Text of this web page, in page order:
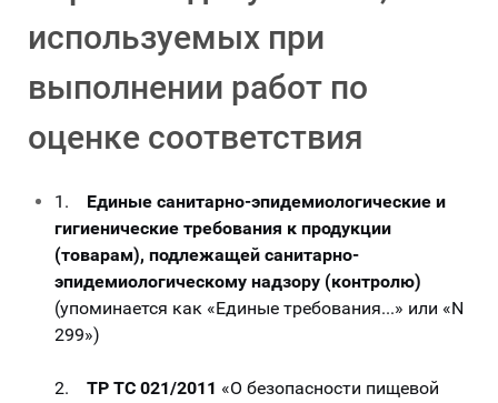
используемых при
выполнении работ по
оценке соответствия
1. Единые санитарно-эпидемиологические и
гигиенические требования к продукции
(товарам), подлежащей санитарно-
эпидемиологическому надзору (контролю)
(упоминается как «Единые требования...» или «N
299»)
2. ТР ТС 021/2011 «О безопасности пищевой